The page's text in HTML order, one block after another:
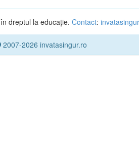
dreptul la educație. Contact:
2007-2026 invatasingur.ro